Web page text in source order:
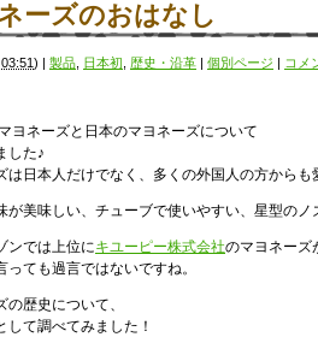
ーズのおはなし
) | 製品 日本初 歴史・沿革 | 個別ページ | コメ
ヨネーズと日本のマヨネーズについて
した♪
は日本人だけでなく、多くの外国人の方から
が美味しい、チューブで使いやすい、星型の
ンでは上位にキユーピー株式会社のマヨネーズ
っても過言ではないですね。
歴史について、
して調べてみました！